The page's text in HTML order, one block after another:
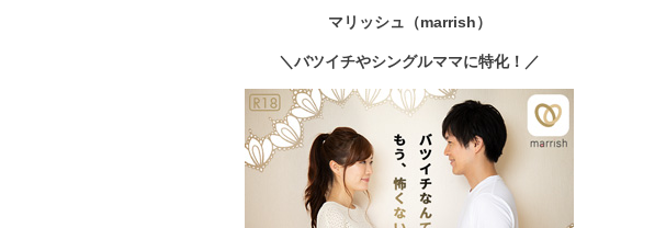
マリッシュ（marrish）
＼バツイチやシングルママに特化！／